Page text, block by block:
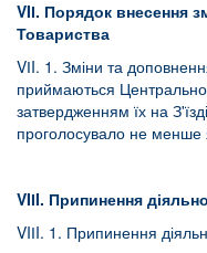
VIІ. Порядок внесення
Товариства
VІI. 1. Зміни та
приймаються
затвердженням їх на
проголосувало не менше
VIІI. Припинення
VIІI. 1. Припинення